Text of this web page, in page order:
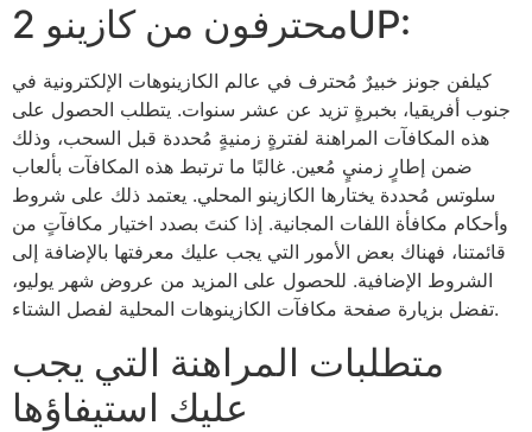
محترفون من كازينو 2UP:
كيلفن جونز خبيرٌ مُحترف في عالم الكازينوهات الإلكترونية في
جنوب أفريقيا، بخبرةٍ تزيد عن عشر سنوات. يتطلب الحصول على
هذه المكافآت المراهنة لفترةٍ زمنيةٍ مُحددة قبل السحب، وذلك
ضمن إطارٍ زمنيٍ مُعين. غالبًا ما ترتبط هذه المكافآت بألعاب
سلوتس مُحددة يختارها الكازينو المحلي. يعتمد ذلك على شروط
وأحكام مكافأة اللفات المجانية. إذا كنتَ بصدد اختيار مكافآتٍ من
قائمتنا، فهناك بعض الأمور التي يجب عليك معرفتها بالإضافة إلى
الشروط الإضافية. للحصول على المزيد من عروض شهر يوليو،
تفضل بزيارة صفحة مكافآت الكازينوهات المحلية لفصل الشتاء.
متطلبات المراهنة التي يجب
عليك استيفاؤها